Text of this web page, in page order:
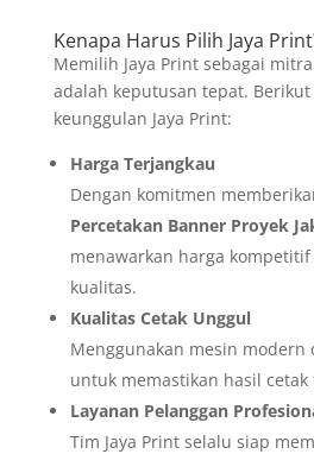
Kenapa Harus Pilih Jaya
Memilih Jaya Print sebagai
adalah keputusan tepat.
keunggulan Jaya Print:
Harga Terjangkau
Dengan komitmen
Percetakan Banner Proyek
menawarkan harga
kualitas.
Kualitas Cetak Unggul
Menggunakan mesin
untuk memastikan hasil cetak
Layanan Pelanggan
Tim Jaya Print selalu siap